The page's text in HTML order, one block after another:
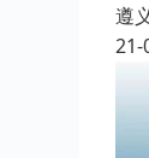
遵
21-